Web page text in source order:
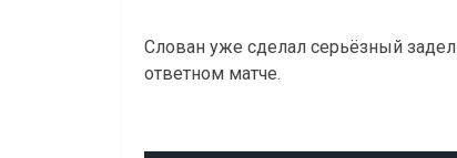
Слован уже сделал серьёзный
ответном матче.